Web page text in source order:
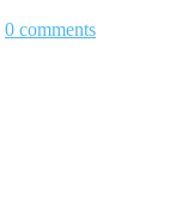
0 comments